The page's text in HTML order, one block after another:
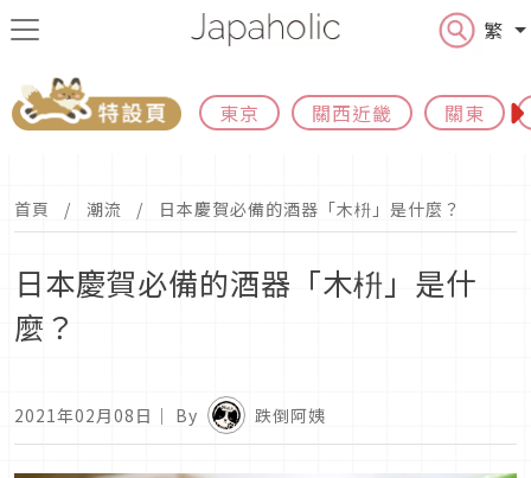
繁
東京 關西近畿 關東
首頁 潮流 日本慶賀必備的酒器「木枡」是什麼？
日本慶賀必備的酒器「木枡」是什
麼？
2021年02月08日 ｜ By 跌倒阿姨